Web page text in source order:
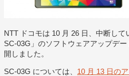
NTT ドコモは 10 月 26 日、中断して
SC-03G」のソフトウェアアップデ
開しました。
SC-03G については、 10 月 13 日の